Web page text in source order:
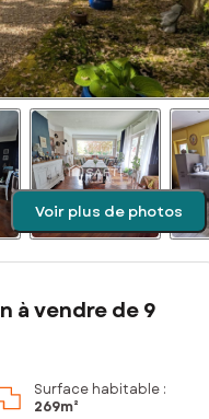
Voir plus de photos
à vendre de 9
Surface habitable :
269m²